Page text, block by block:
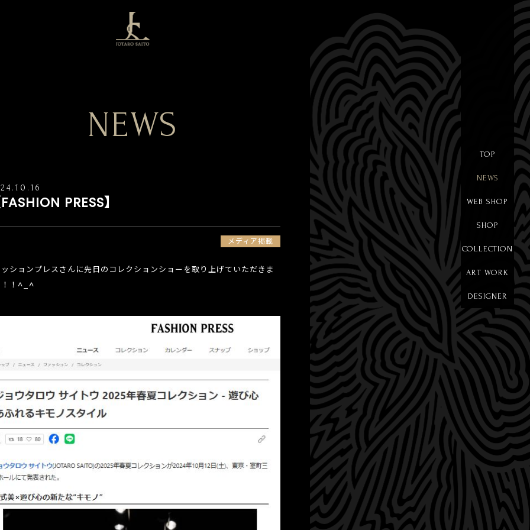
TOP
NEWS
WEB SHOP
SHOP
COLLECTION
ART WORK
DESIGNER
NEWS
PRESS】
メディア掲載
ションプレスさんに先日のコレクションショーを取り上げていただきま
！！^_^